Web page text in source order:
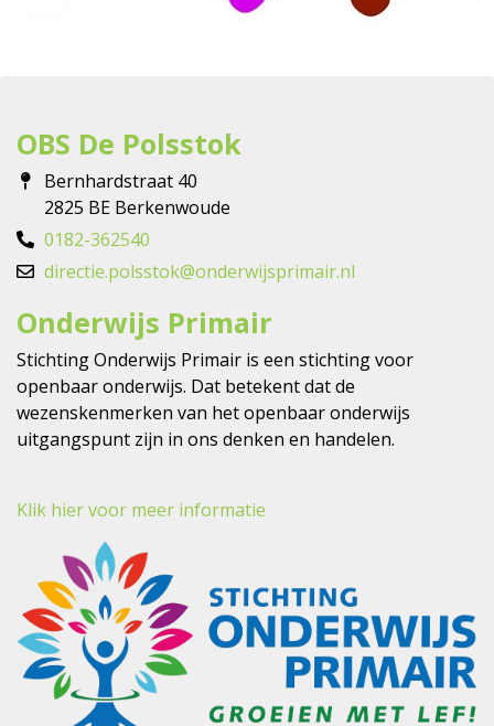
OBS De Polsstok
Bernhardstraat 40
2825 BE Berkenwoude
0182-362540
directie.polsstok@onderwijsprimair.nl
Onderwijs Primair
Stichting Onderwijs Primair is een stichting voor
openbaar onderwijs. Dat betekent dat de
wezenskenmerken van het openbaar onderwijs
uitgangspunt zijn in ons denken en handelen.
Klik hier voor meer informatie